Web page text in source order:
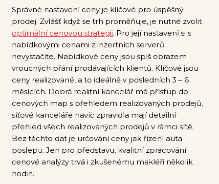
Správné nastavení ceny je klíčové pro úspěšný
prodej. Zvlášť když se trh proměňuje, je nutné zvolit
optimální cenovou strategii. Pro její nastavení si s
nabídkovými cenami z inzertních serverů
nevystačíte. Nabídkové ceny jsou spíš obrazem
vroucných přání prodávajících klientů. Klíčové jsou
ceny realizované, a to ideálně v posledních 3 – 6
měsících. Dobrá realitní kancelář má přístup do
cenových map s přehledem realizovaných prodejů,
síťové kanceláře navíc zpravidla mají detailní
přehled všech realizovaných prodejů v rámci sítě.
Bez těchto dat je určování ceny jak řízení auta
poslepu. Jen pro představu, kvalitní zpracování
cenové analýzy trvá i zkušenému makléři několik
hodin.